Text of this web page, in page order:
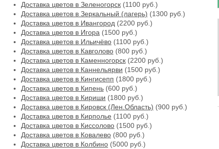
Доставка цветов в Зеленогорск (1100 руб.)
Доставка цветов в Зеркальный (лагерь) (1300 руб.)
Доставка цветов в Ивангород (2200 руб.)
Доставка цветов в Игора (1500 руб.)
Доставка цветов в Ильичёво (1100 руб.)
Доставка цветов в Кавголово (800 руб.)
Доставка цветов в Каменногорск (2200 руб.)
Доставка цветов в Каннельярви (1500 руб.)
Доставка цветов в Кингисепп (1800 руб.)
Доставка цветов в Кипень (600 руб.)
Доставка цветов в Кириши (1800 руб.)
Доставка цветов в Кировск (Лен.Область) (900 руб.)
Доставка цветов в Кирполье (1100 руб.)
Доставка цветов в Киссолово (1500 руб.)
Доставка цветов в Ковалево (800 руб.)
Доставка цветов в Колбино (5000 руб.)